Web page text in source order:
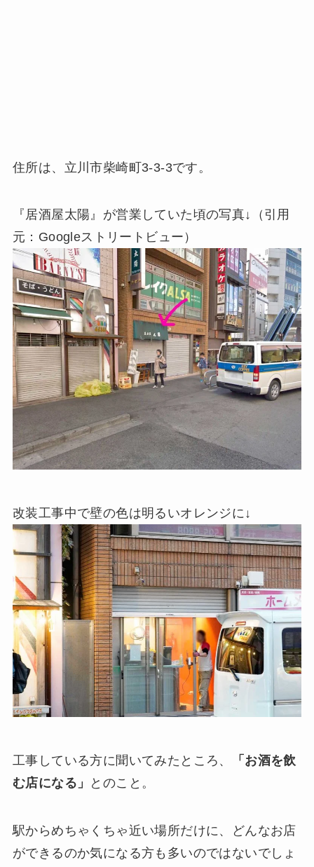
住所は、立川市柴崎町3-3-3です。
『居酒屋太陽』が営業していた頃の写真↓（引用
元：Googleストリートビュー）
改装工事中で壁の色は明るいオレンジに↓
工事している方に聞いてみたところ、
「お酒を飲
む店になる」
とのこと。
駅からめちゃくちゃ近い場所だけに、どんなお店
ができるのか気になる方も多いのではないでしょ